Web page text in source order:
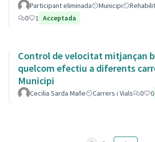
Participant eliminada Municipi
0
1 Acceptada
Control de velocitat mitjançan
quelcom efectiu a diferents
Municipi
Cecilia Sarda Mañe Carrers i Vials 0 0